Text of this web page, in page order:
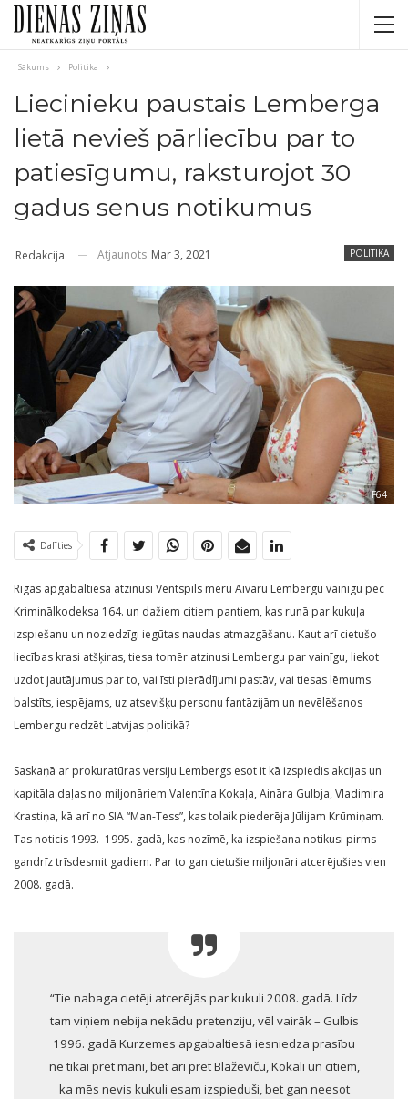
Sākums Politika
Liecinieku paustais Lemberga
lietā nevieš pārliecību par to
patiesīgumu, raksturojot 30
gadus senus notikumus
POLITIKA
Redakcija Atjaunots Mar 3, 2021
F64
Dalīties
Rīgas apgabaltiesa atzinusi Ventspils mēru Aivaru Lembergu vainīgu pēc
Kriminālkodeksa 164. un dažiem citiem pantiem, kas runā par kukuļa
izspiešanu un noziedzīgi iegūtas naudas atmazgāšanu. Kaut arī cietušo
liecības krasi atšķiras, tiesa tomēr atzinusi Lembergu par vainīgu, liekot
uzdot jautājumus par to, vai īsti pierādījumi pastāv, vai tiesas lēmums
balstīts, iespējams, uz atsevišķu personu fantāzijām un nevēlēšanos
Lembergu redzēt Latvijas politikā?
Saskaņā ar prokuratūras versiju Lembergs esot it kā izspiedis akcijas un
kapitāla daļas no miljonāriem Valentīna Kokaļa, Aināra Gulbja, Vladimira
Krastiņa, kā arī no SIA “Man-Tess”, kas tolaik piederēja Jūlijam Krūmiņam.
Tas noticis 1993.–1995. gadā, kas nozīmē, ka izspiešana notikusi pirms
gandrīz trīsdesmit gadiem. Par to gan cietušie miljonāri atcerējušies vien
2008. gadā.
“Tie nabaga cietēji atcerējās par kukuli 2008. gadā. Līdz
tam viņiem nebija nekādu pretenziju, vēl vairāk – Gulbis
1996. gadā Kurzemes apgabaltiesā iesniedza prasību
ne tikai pret mani, bet arī pret Blaževiču, Kokali un citiem,
ka mēs nevis kukuli esam izspieduši, bet gan neesot